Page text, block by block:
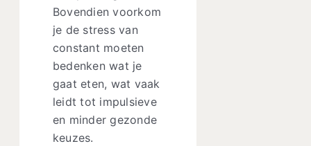
Bovendien voorkom
je de stress van
constant moeten
bedenken wat je
gaat eten, wat vaak
leidt tot impulsieve
en minder gezonde
keuzes.